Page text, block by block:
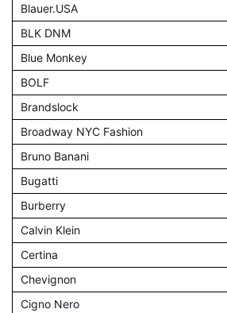
Blauer.USA
BLK DNM
Blue Monkey
BOLF
Brandslock
Broadway NYC Fashion
Bruno Banani
Bugatti
Burberry
Calvin Klein
Certina
Chevignon
Cigno Nero